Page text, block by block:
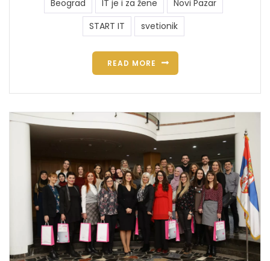
Beograd IT je i za žene
Novi Pazar
START IT
svetionik
READ MORE